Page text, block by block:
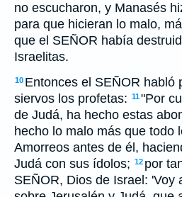
no escucharon, y Manasés
para que hicieran lo malo,
que el SEÑOR había
Israelitas.
10 Entonces el SEÑOR habló
siervos los profetas: 11"Por
de Judá, ha hecho estas
hecho lo malo más que todo
Amorreos antes de él,
Judá con sus ídolos; 12 por
SEÑOR, Dios de Israel: 'Voy